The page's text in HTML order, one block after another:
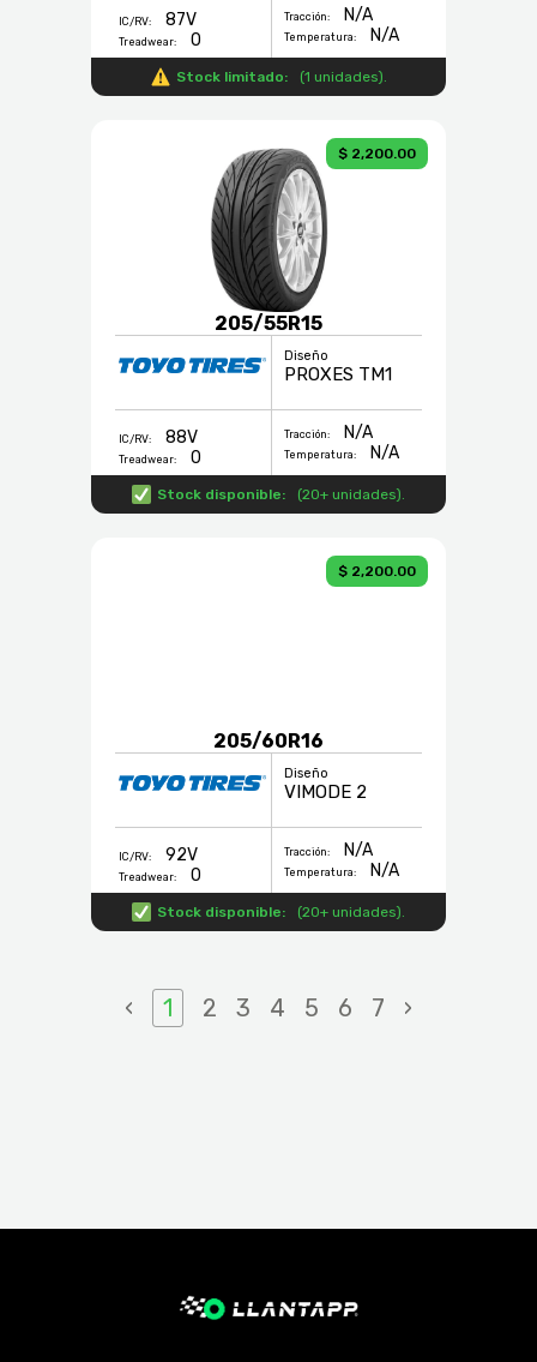
IC/RV: 87V
Treadwear: 0
Tracción: N/A
Temperatura: N/A
Stock limitado: (1 unidades).
$ 2,200.00
205/55R15
Diseño
PROXES TM1
IC/RV: 88V
Treadwear: 0
Tracción: N/A
Temperatura: N/A
Stock disponible: (20+ unidades).
$ 2,200.00
205/60R16
Diseño
VIMODE 2
IC/RV: 92V
Treadwear: 0
Tracción: N/A
Temperatura: N/A
Stock disponible: (20+ unidades).
‹ 1 2 3 4 5 6 7 ›